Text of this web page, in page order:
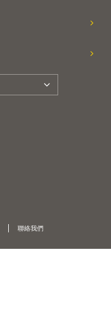
聯絡我們